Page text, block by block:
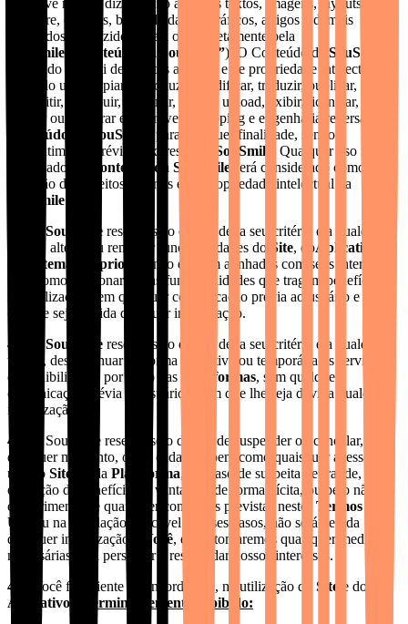
software, códigos, bases de dados, gráficos, artigos e demais
conteúdos produzidos direta ou indiretamente pela
SouSmile
“Conteúdo da SouSmile”). O Conteúdo da SouSmile
protegido pela lei de direitos autorais e de propriedade intelectual. É
proibido usar, copiar, reproduzir, modificar, traduzir, publicar,
transmitir, distribuir, executar, fazer o upload, exibir, licenciar,
vender ou explorar e fazer web scrapping e engenharia reversa do
Conteúdo da SouSmile
, para qualquer finalidade, sem o
consentimento prévio e expresso da
SouSmile
. Qualquer uso não
autorizado do
Conteúdo da SouSmile
será considerado como
violação dos direitos autorais e de propriedade intelectual da
SouSmile
SouSmile reserva-se o direito de, a seu critério e a qualquer
tempo, alterar ou remover funcionalidades do
Site, doAplicativo
Sistema Próprio
que não estejam alinhadas com seus interesses,
bem como adicionar novas funcionalidades que tragam benefícios a
sua utilização, sem qualquer comunicação prévia ao usuário e sem
que lhe seja devida qualquer indenização.
4.6.
ASouSmile reserva-se o direito de, a seu critério e a qualquer
tempo, descontinuar de forma definitiva ou temporária os serviços
disponibilizados por meio das
Plataformas, sem qualquer
comunicação prévia ao usuário e sem que lhe seja devida qualquer
indenização.
4.7.
A SouSmile reserva-se o direito de suspender ou cancelar, a
qualquer momento, o seu cadastro, bem como quaisquer acesso e
uso do Site ou da Plataforma, em caso de suspeita de fraude,
obtenção de benefício ou vantagem de forma ilícita, ou pelo não
cumprimento de quaisquer condições previstas nestes
Termos de
Uso
ou na legislação aplicável. Nesses casos, não será devida
qualquer indenização a
Você, e nós tomaremos quaisquer medidas
necessárias para perseguir e resguardar nossos interesses.
4.8.
Você fica ciente e concorda que, na utilização do Site
e do
Aplicativo
terminantemente proibido: